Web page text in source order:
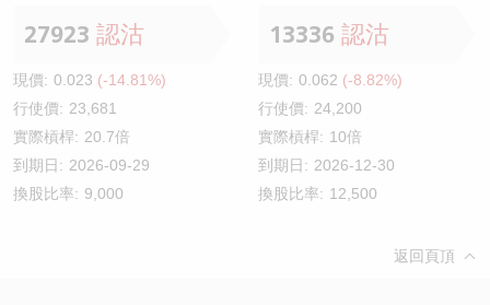
27923 認沽
現價: 0.023 (-14.81%)
行使價: 23,681
實際槓桿: 20.7倍
到期日: 2026-09-29
換股比率: 9,000
13336 認沽
現價: 0.062 (-8.82%)
行使價: 24,200
實際槓桿: 10倍
到期日: 2026-12-30
換股比率: 12,500
返回頁頂